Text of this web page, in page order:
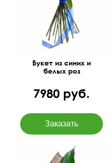
Букет из синих и
белых роз
7980 руб.